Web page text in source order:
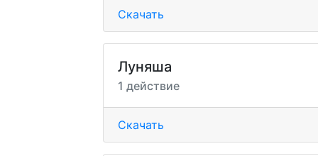
Скачать
Луняша
1 действие
Скачать